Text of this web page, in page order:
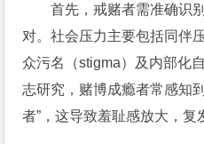
首先，戒赌者需准确识
对。社会压力主要包括同伴
众污名（stigma）及内部化
志研究，赌博成瘾者常感知
者”，这导致羞耻感放大，复